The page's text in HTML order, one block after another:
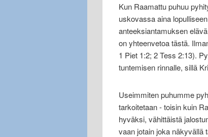
Kun Raamattu puhuu
uskovassa aina
anteeksiantamuksen
on yhteenvetoa tästä.
1 Piet 1:2; 2 Tess 2:13).
tuntemisen rinnalle, sillä
Useimmiten puhumme
tarkoitetaan - toisin kuin
hyväksi, vähittäistä
vaan jotain joka näkyvällä